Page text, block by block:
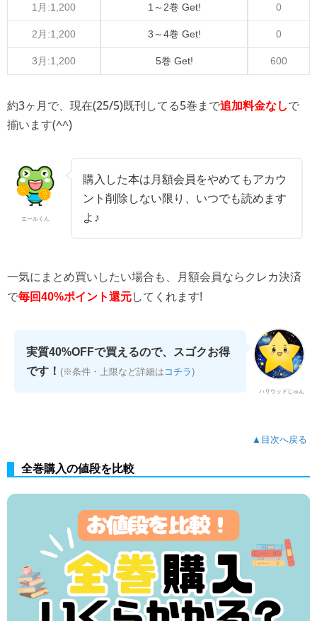
1月:1,200 1～2巻 Get! 0
2月:1,200 3～4巻 Get! 0
3月:1,200 5巻 Get! 600
約3ヶ月で、現在(25/5)既刊してる5巻まで追加料金なしで
揃います(^^)
エールくん
購入した本は月額会員をやめてもアカウ
ント削除しない限り、いつでも読めます
よ♪
一気にまとめ買いしたい場合も、月額会員ならクレカ決済
で毎回40%ポイント還元してくれます!
ハリウッドじゅん
実質40%OFFで買えるので、スゴクお得
です！ (※条件・上限など詳細は コチラ)
▲目次へ戻る
全巻購入の値段を比較